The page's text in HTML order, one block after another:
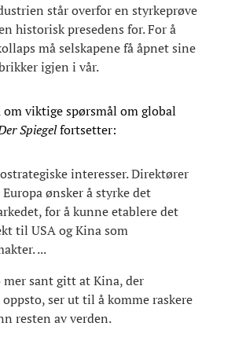
står overfor en styrkeprøve
historisk presedens for. For å
må selskapene få åpnet sine
igjen i vår.
om viktige spørsmål om global
Spiegelfortsetter:
interesser. Direktører
ønsker å styrke det
for å kunne etablere det
til USA og Kina som
...
mer sant gitt at Kina, der
ser ut til å komme raskere
resten av verden.